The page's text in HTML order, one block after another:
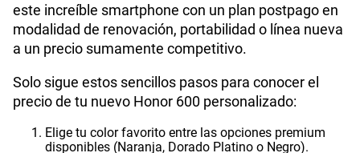
este increíble smartphone con un plan postpago en
modalidad de renovación, portabilidad o línea nueva
a un precio sumamente competitivo.
Solo sigue estos sencillos pasos para conocer el
precio de tu nuevo Honor 600 personalizado:
Elige tu color favorito entre las opciones premium
disponibles (Naranja, Dorado Platino o Negro).